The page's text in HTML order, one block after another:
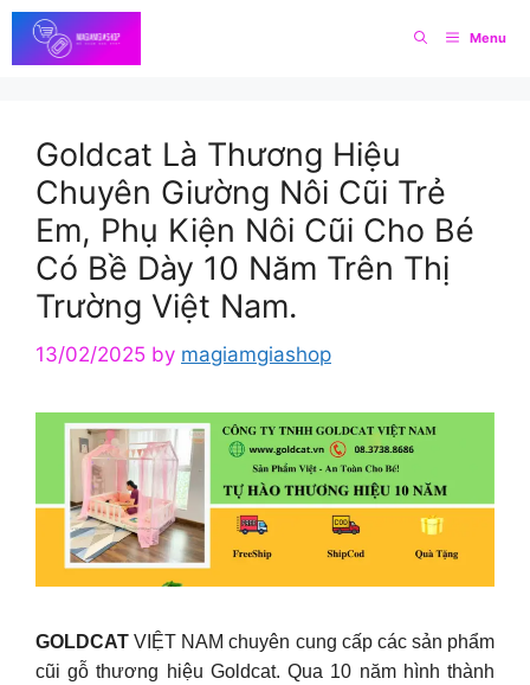
Skip
to
content
Menu
Goldcat Là Thương Hiệu
Chuyên Giường Nôi Cũi Trẻ
Em, Phụ Kiện Nôi Cũi Cho Bé
Có Bề Dày 10 Năm Trên Thị
Trường Việt Nam.
13/02/2025 by magiamgiashop
GOLDCAT VIỆT NAM chuyên cung cấp các sản phẩm
cũi gỗ thương hiệu Goldcat. Qua 10 năm hình thành